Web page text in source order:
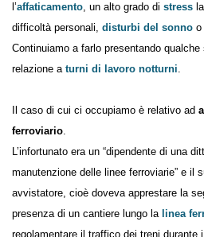
ricerca delle origini delle distrazioni. Ad
l’affaticamento, un alto grado distress
difficoltà personali, disturbi del sonno
adeguati.
in relazione aturni di lavoro notturni .
Il caso di cui ci occupiamo è relativo ad
ferroviario.
L’infortunato era un “dipendente di una
manutenzione delle linee ferroviarie” e il